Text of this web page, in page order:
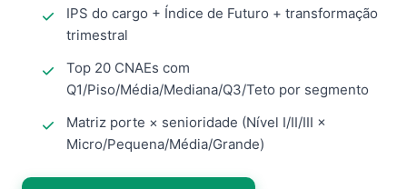
IPS do cargo + Índice de Futuro + transformação
trimestral
Top 20 CNAEs com
Q1/Piso/Média/Mediana/Q3/Teto por segmento
Matriz porte × senioridade (Nível I/II/III ×
Micro/Pequena/Média/Grande)